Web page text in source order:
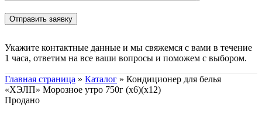
Укажите контактные данные и мы свяжемся с вами в течение
1 часа, ответим на все ваши вопросы и поможем с выбором.
Главная страница » Каталог » Кондиционер для белья
«ХЭЛП» Морозное утро 750г (х6)(х12)
Продано